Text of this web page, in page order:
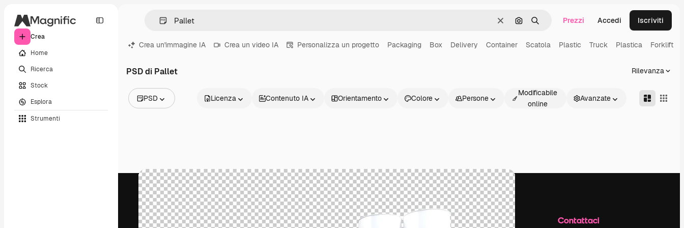
Crea
Home
Ricerca
Stock
Esplora
Strumenti
CancellaCerca per immagine
Ricerca Prezzi Accedi Iscriviti
Crea un'immagine IA Crea un video IA Personalizza un progetto Packaging Box Delivery Container Scatola Plastic Truck Plastica Forklift
PSD di Pallet Rilevanza
PSD
Video
Clip video
Motion graphic
Modelli di video
Icone
Modelli 3D
Font
Licenza Contenuto IA Orientamento Colore Persone
Modificabile
online
Avanzate
Prodotti Inizia Azienda Contattaci